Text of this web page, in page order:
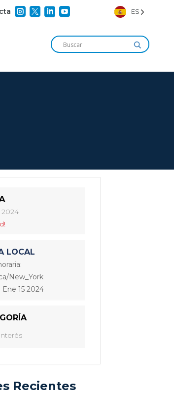
    ES
2024
LOCAL
New_York
Ene 15 2024
Recientes